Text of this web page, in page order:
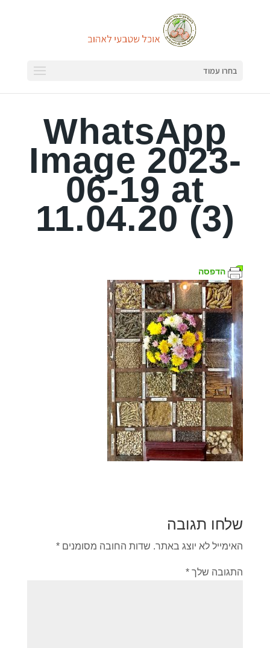
בחרו עמוד
WhatsApp
Image 2023-
06-19 at
11.04.20 (3)
הדפסה
שלחו תגובה
האימייל לא יוצג באתר. שדות החובה מסומנים *
התגובה שלך *